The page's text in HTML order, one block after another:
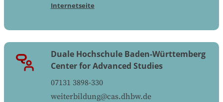
Internetseite
Duale Hochschule Baden-Württemberg
Center for Advanced Studies
07131 3898-330
weiterbildung@cas.dhbw.de